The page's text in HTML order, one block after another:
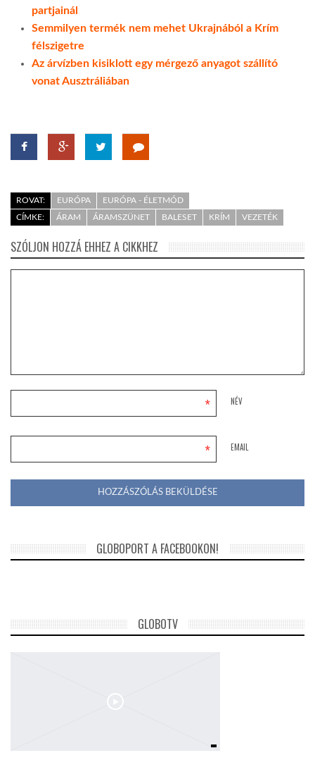
partjainál
Semmilyen termék nem mehet Ukrajnából a Krím
félszigetre
Az árvízben kisiklott egy mérgező anyagot szállító
vonat Ausztráliában
ROVAT: EURÓPA
EURÓPA - ÉLETMÓD
CÍMKE:
ÁRAM ÁRAMSZÜNET BALESET KRÍM VEZETÉK
SZÓLJON HOZZÁ EHHEZ A CIKKHEZ
NÉV
*
EMAIL
*
GLOBOPORT A FACEBOOKON!
GLOBOTV